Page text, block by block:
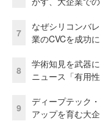
7
なぜシリコンバ
業のCVCを成功
8
学術知見を武器
ニュース「有用
9
ディープテック
アップを育む大